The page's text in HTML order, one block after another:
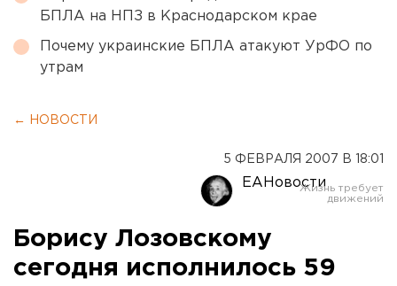
БПЛА на НПЗ в Краснодарском крае
Почему украинские БПЛА атакуют УрФО по
утрам
← НОВОСТИ
5 ФЕВРАЛЯ 2007 В 18:01
ЕАНовости
Борису Лозовскому
сегодня исполнилось 59